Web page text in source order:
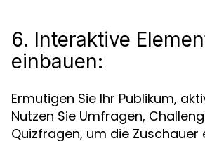
6. Interaktive
einbauen:
Ermutigen Sie Ihr Publikum,
Nutzen Sie Umfragen,
Quizfragen, um die Zuschauer